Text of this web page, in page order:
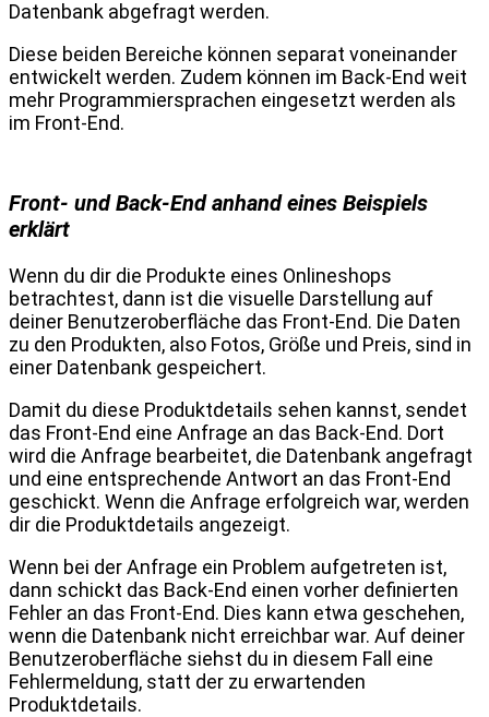
Datenbank abgefragt werden.
Diese beiden Bereiche können separat voneinander
entwickelt werden. Zudem können im Back-End weit
mehr Programmiersprachen eingesetzt werden als
im Front-End.
Front- und Back-End anhand eines Beispiels
erklärt
Wenn du dir die Produkte eines Onlineshops
betrachtest, dann ist die visuelle Darstellung auf
deiner Benutzeroberfläche das Front-End. Die Daten
zu den Produkten, also Fotos, Größe und Preis, sind in
einer Datenbank gespeichert.
Damit du diese Produktdetails sehen kannst, sendet
das Front-End eine Anfrage an das Back-End. Dort
wird die Anfrage bearbeitet, die Datenbank angefragt
und eine entsprechende Antwort an das Front-End
geschickt. Wenn die Anfrage erfolgreich war, werden
dir die Produktdetails angezeigt.
Wenn bei der Anfrage ein Problem aufgetreten ist,
dann schickt das Back-End einen vorher definierten
Fehler an das Front-End. Dies kann etwa geschehen,
wenn die Datenbank nicht erreichbar war. Auf deiner
Benutzeroberfläche siehst du in diesem Fall eine
Fehlermeldung, statt der zu erwartenden
Produktdetails.